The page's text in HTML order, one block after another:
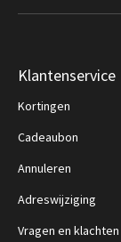
Klantenservice
Kortingen
Cadeaubon
Annuleren
Adreswijziging
Vragen en klachten